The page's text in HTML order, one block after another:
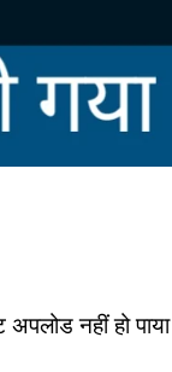
नहीं हो पाया